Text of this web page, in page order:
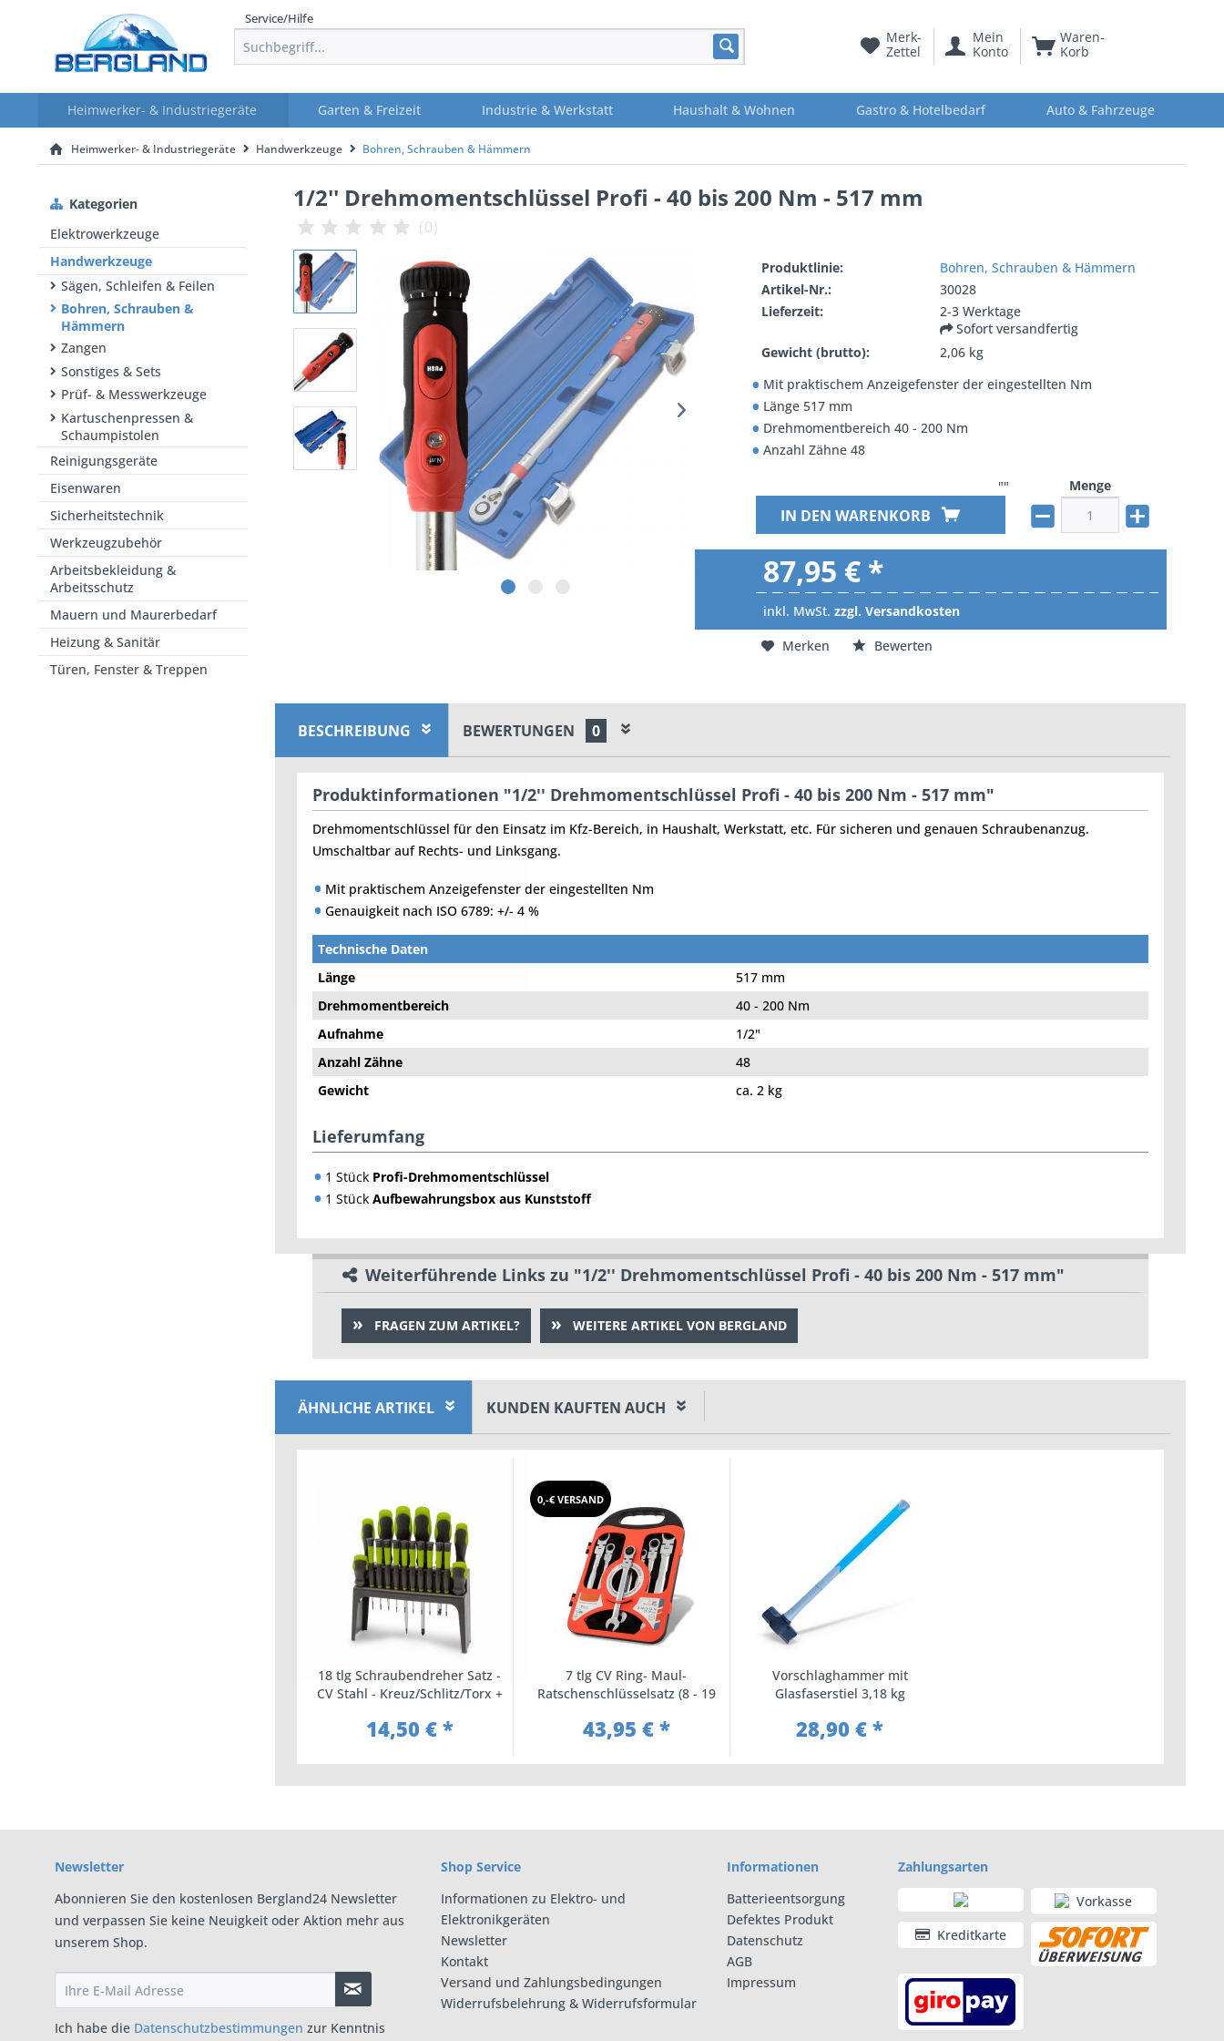
Service/Hilfe
Merk-
Zettel
Mein
Konto
Waren-
Korb
Heimwerker- & Industriegeräte Garten & Freizeit Industrie & Werkstatt Haushalt & Wohnen Gastro & Hotelbedarf Auto & Fahrzeuge
Heimwerker- & Industriegeräte Handwerkzeuge Bohren, Schrauben & Hämmern
Kategorien
Elektrowerkzeuge
Handwerkzeuge
Sägen, Schleifen & Feilen
Bohren, Schrauben &
Hämmern
Zangen
Sonstiges & Sets
Prüf- & Messwerkzeuge
Kartuschenpressen &
Schaumpistolen
Reinigungsgeräte
Eisenwaren
Sicherheitstechnik
Werkzeugzubehör
Arbeitsbekleidung &
Arbeitsschutz
Mauern und Maurerbedarf
Heizung & Sanitär
Türen, Fenster & Treppen
1/2'' Drehmomentschlüssel Profi - 40 bis 200 Nm - 517 mm
(0)
Produktlinie:
Bohren, Schrauben & Hämmern
Artikel-Nr.:
30028
Lieferzeit:
2-3 Werktage
Sofort versandfertig
Gewicht (brutto):
2,06 kg
Mit praktischem Anzeigefenster der eingestellten Nm
Länge 517 mm
Drehmomentbereich 40 - 200 Nm
Anzahl Zähne 48
Menge
IN DEN WARENKORB
""
87,95 € *
inkl. MwSt.zzgl. Versandkosten
Merken
Bewerten
BESCHREIBUNG BEWERTUNGEN 0
Produktinformationen "1/2'' Drehmomentschlüssel Profi - 40 bis 200 Nm - 517 mm"
Drehmomentschlüssel für den Einsatz im Kfz-Bereich, in Haushalt, Werkstatt, etc. Für sicheren und genauen Schraubenanzug.
Umschaltbar auf Rechts- und Linksgang.
Mit praktischem Anzeigefenster der eingestellten Nm
Genauigkeit nach ISO 6789: +/- 4 %
Technische Daten
Länge
517 mm
Drehmomentbereich
40 - 200 Nm
Aufnahme
1/2"
Anzahl Zähne
48
Gewicht
ca. 2 kg
Lieferumfang
1 Stück Profi-Drehmomentschlüssel
1 Stück Aufbewahrungsbox aus Kunststoff
Weiterführende Links zu "1/2'' Drehmomentschlüssel Profi - 40 bis 200 Nm - 517 mm"
FRAGEN ZUM ARTIKEL? WEITERE ARTIKEL VON BERGLAND
ÄHNLICHE ARTIKEL KUNDEN KAUFTEN AUCH
18 tlg Schraubendreher Satz -
CV Stahl - Kreuz/Schlitz/Torx +
14,50 € *
0,-€ VERSAND
7 tlg CV Ring- Maul-
Ratschenschlüsselsatz (8 - 19
43,95 € *
Vorschlaghammer mit
Glasfaserstiel 3,18 kg
28,90 € *
Newsletter
Abonnieren Sie den kostenlosen Bergland24 Newsletter
und verpassen Sie keine Neuigkeit oder Aktion mehr aus
unserem Shop.
Ich habe die Datenschutzbestimmungen zur Kenntnis
Shop Service
Informationen zu Elektro- und
Elektronikgeräten
Newsletter
Kontakt
Versand und Zahlungsbedingungen
Widerrufsbelehrung & Widerrufsformular
Informationen
Batterieentsorgung
Defektes Produkt
Datenschutz
AGB
Impressum
Zahlungsarten
Vorkasse
Kreditkarte